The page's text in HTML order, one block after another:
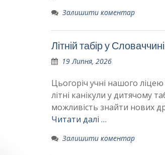
Залишити коментар
Літній табір у
19 Липня, 2026
Цьогоріч учні нашого
літні канікули у дитячому
можливість знайти нових
Читати далі …
Залишити коментар